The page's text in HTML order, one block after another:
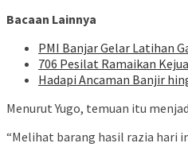
Bacaan Lainnya
PMI Banjar Gelar Latihan
706 Pesilat Ramaikan
Hadapi Ancaman Banjir
Menurut Yugo, temuan itu
“Melihat barang hasil razia hari